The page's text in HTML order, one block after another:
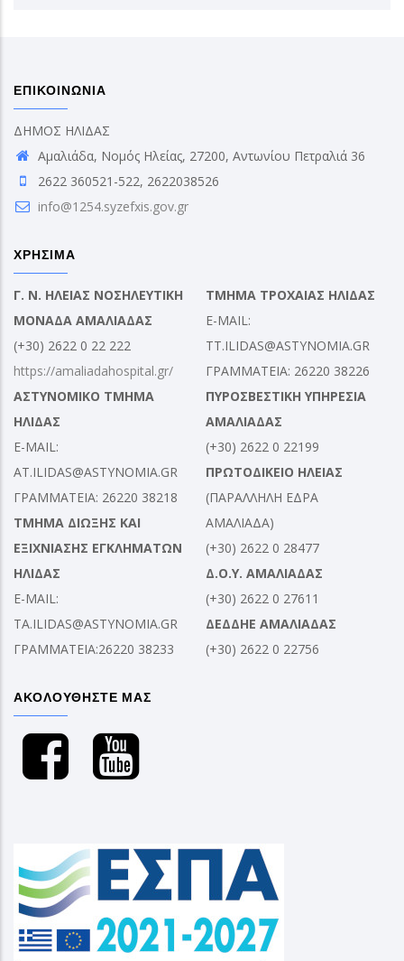
ΕΠΙΚΟΙΝΩΝΙΑ
ΔΗΜΟΣ ΗΛΙΔΑΣ
Αμαλιάδα, Νομός Ηλείας, 27200, Αντωνίου Πετραλιά 36
2622 360521-522, 2622038526
info@1254.syzefxis.gov.gr
ΧΡΗΣΙΜΑ
Γ. Ν. ΗΛΕΙΑΣ ΝΟΣΗΛΕΥΤΙΚΗ
ΜΟΝΑΔΑ ΑΜΑΛΙΑΔΑΣ
(+30) 2622 0 22 222
https://amaliadahospital.gr/
ΑΣΤΥΝΟΜΙΚΟ ΤΜΗΜΑ
ΗΛΙΔΑΣ
E-MAIL:
AT.ILIDAS@ASTYNOMIA.GR
ΓΡΑΜΜΑΤΕΙΑ: 26220 38218
ΤΜΗΜΑ ΔΙΩΞΗΣ ΚΑΙ
ΕΞΙΧΝΙΑΣΗΣ ΕΓΚΛΗΜΑΤΩΝ
ΗΛΙΔΑΣ
E-MAIL:
TA.ILIDAS@ASTYNOMIA.GR
ΓΡΑΜΜΑΤΕΙΑ:26220 38233
ΤΜΗΜΑ ΤΡΟΧΑΙΑΣ ΗΛΙΔΑΣ
E-MAIL:
TT.ILIDAS@ASTYNOMIA.GR
ΓΡΑΜΜΑΤΕΙΑ: 26220 38226
ΠΥΡΟΣΒΕΣΤΙΚΗ ΥΠΗΡΕΣΙΑ
ΑΜΑΛΙΑΔΑΣ
(+30) 2622 0 22199
ΠΡΩΤΟΔΙΚΕΙΟ ΗΛΕΙΑΣ
(ΠΑΡΑΛΛΗΛΗ ΕΔΡΑ
ΑΜΑΛΙΑΔΑ)
(+30) 2622 0 28477
Δ.Ο.Υ. ΑΜΑΛΙΑΔΑΣ
(+30) 2622 0 27611
ΔΕΔΔΗΕ ΑΜΑΛΙΑΔΑΣ
(+30) 2622 0 22756
ΑΚΟΛΟΥΘΗΣΤΕ ΜΑΣ